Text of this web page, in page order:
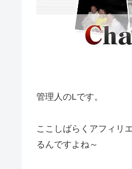
管理人のLです。
ここしばらくアフィリ
るんですよね～